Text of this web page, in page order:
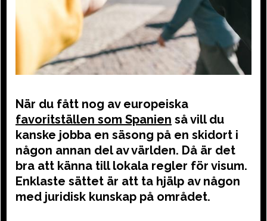
När du fått nog av europeiska
favoritställen som Spanien så vill du
kanske jobba en säsong på en skidort i
någon annan del av världen. Då är det
bra att känna till lokala regler för visum.
Enklaste sättet är att ta hjälp av någon
med juridisk kunskap på området.